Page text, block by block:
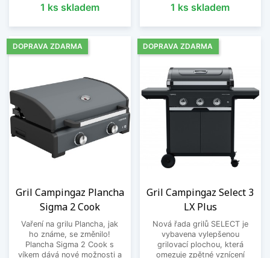
1 ks skladem 1 ks skladem
Gril Campingaz Plancha
Sigma 2 Cook
Vaření na grilu Plancha, jak
ho známe, se změnilo!
Plancha Sigma 2 Cook s
víkem dává nové možnosti a
DOPRAVA ZDARMA
Gril Campingaz Select 3
LX Plus
Nová řada grilů SELECT je
vybavena vylepšenou
grilovací plochou, která
omezuje zpětné vznícení
DOPRAVA ZDARMA